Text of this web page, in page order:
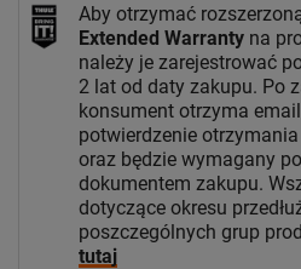
Aby otrzymać
Extended Warranty na
należy je zarejestrować
2 lat od daty zakupu. Po
konsument otrzyma
potwierdzenie
oraz będzie wymagany
dokumentem zakupu.
dotyczące okresu
poszczególnych grup
tutaj